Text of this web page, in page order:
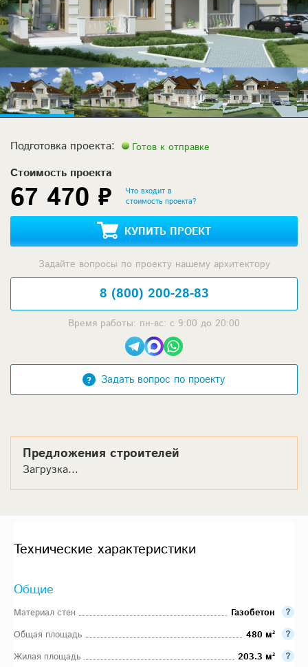
Подготовка проекта: Готов к отправке
Стоимость проекта
67 470 ₽
Что входит в
стоимость проекта?
КУПИТЬ ПРОЕКТ
Задайте вопросы по проекту нашему архитектору
8 (800) 200-28-83
Время работы: пн-вс: с 9:00 до 20:00
Задать вопрос по проекту
Предложения строителей
Загрузка...
Технические характеристики
Общие
Материал стен
Газобетон
Общая площадь
480 м²
Жилая площадь
203.3 м²